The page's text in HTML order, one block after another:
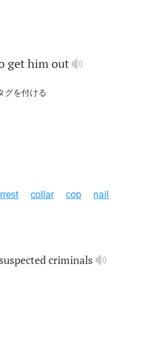
gethimout
グを付ける
collar cop
nail
suspectedcriminals